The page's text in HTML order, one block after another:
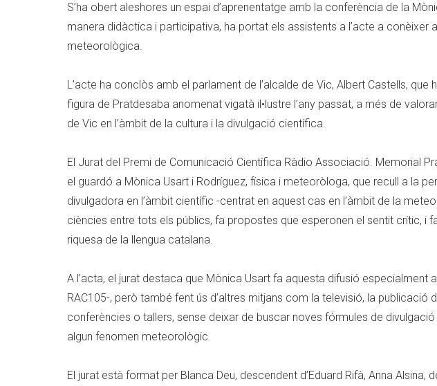
S’ha obert aleshores un espai d’aprenentatge amb la conferència de la
manera didàctica i participativa, ha portat els assistents a l’acte a conèixer
meteorològica.
L’acte ha conclòs amb el parlament de l’alcalde de Vic, Albert Castells,
figura de Pratdesaba anomenat vigatà il•lustre l’any passat, a més de
de Vic en l’àmbit de la cultura i la divulgació científica.
El Jurat del Premi de Comunicació Científica Ràdio Associació. Memorial
el guardó a Mònica Usart i Rodríguez, física i meteoròloga, que recull a la
divulgadora en l’àmbit científic -centrat en aquest cas en l’àmbit de la
ciències entre tots els públics, fa propostes que esperonen el sentit crític, i
riquesa de la llengua catalana.
A l’acta, el jurat destaca que Mònica Usart fa aquesta difusió especialment
RAC105-, però també fent ús d’altres mitjans com la televisió, la publicació
conferències o tallers, sense deixar de buscar noves fórmules de
algun fenomen meteorològic.
El jurat està format per Blanca Deu, descendent d’Eduard Rifà, Anna